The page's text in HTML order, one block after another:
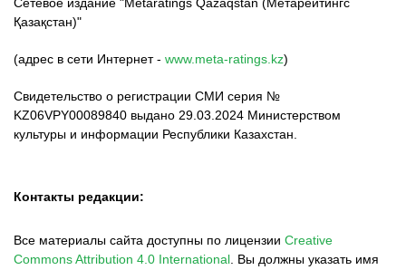
Қазақстан)"
(адрес в сети Интернет - www.meta-ratings.kz)
Свидетельство о регистрации СМИ серия №
KZ06VPY00089840 выдано 29.03.2024 Министерством
культуры и информации Республики Казахстан.
Контакты редакции:
Все материалы сайта доступны по лицензии Creative
Commons Attribution 4.0 International Вы должны указать имя